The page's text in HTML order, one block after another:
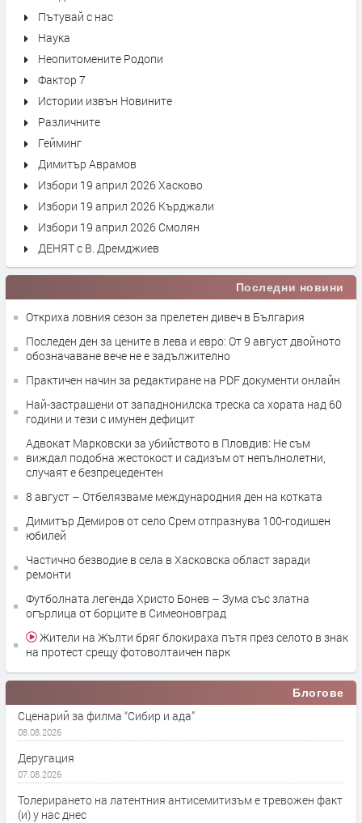
Пътувай с нас
Наука
Неопитомените Родопи
Фактор 7
Истории извън Новините
Различните
Гейминг
Димитър Аврамов
Избори 19 април 2026 Хасково
Избори 19 април 2026 Кърджали
Избори 19 април 2026 Смолян
ДЕНЯТ с В. Дремджиев
Последни новини
Откриха ловния сезон за прелетен дивеч в България
Последен ден за цените в лева и евро: От 9 август двойното
обозначаване вече не е задължително
Практичен начин за редактиране на PDF документи онлайн
Най-застрашени от западнонилска треска са хората над 60
години и тези с имунен дефицит
Адвокат Марковски за убийството в Пловдив: Не съм
виждал подобна жестокост и садизъм от непълнолетни,
случаят е безпрецедентен
8 август – Отбелязваме международния ден на котката
Димитър Демиров от село Срем отпразнува 100-годишен
юбилей
Частично безводие в села в Хасковска област заради
ремонти
Футболната легенда Христо Бонев – Зума със златна
огърлица от борците в Симеоновград
на протест срещу фотоволтаичен парк
Блогове
Сценарий за филма “Сибир и ада”
08.08.2026
Деругация
07.08.2026
Толерирането на латентния антисемитизъм е тревожен факт
(и) у нас днес